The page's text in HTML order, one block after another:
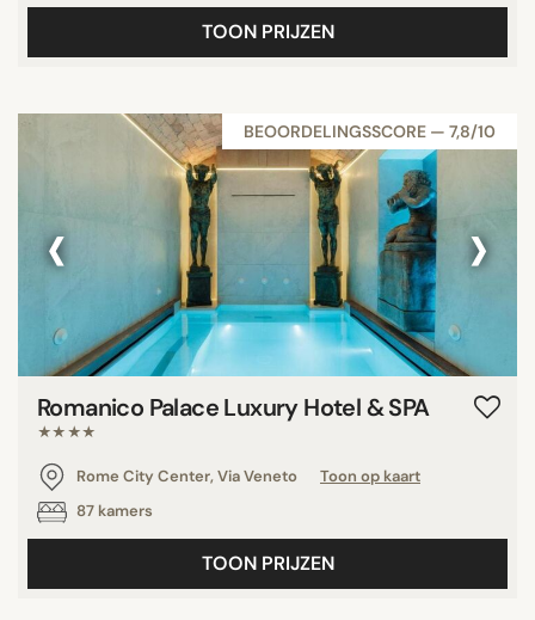
TOON PRIJZEN
BEOORDELINGSSCORE — 7,8/10
‹ ›
Romanico Palace Luxury Hotel & SPA
★★★★
Rome City Center, Via Veneto
Toon op kaart
87 kamers
TOON PRIJZEN